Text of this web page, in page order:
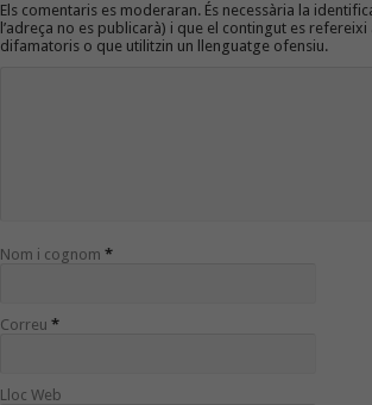
Els comentaris es moderaran. És necessària la
l’adreça no es publicarà) i que el contingut es
difamatoris o que utilitzin un llenguatge ofensiu.
Nom i cognom *
Correu *
Lloc Web